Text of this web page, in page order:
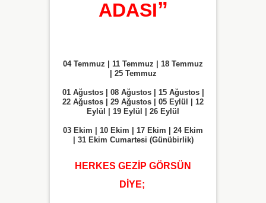
ADASI”
04 Temmuz | 11 Temmuz | 18 Temmuz
| 25 Temmuz
01 Ağustos | 08 Ağustos | 15 Ağustos |
22 Ağustos | 29 Ağustos | 05 Eylül | 12
Eylül | 19 Eylül | 26 Eylül
03 Ekim | 10 Ekim | 17 Ekim | 24 Ekim
| 31 Ekim Cumartesi (Günübirlik)
HERKES GEZİP GÖRSÜN
DİYE;